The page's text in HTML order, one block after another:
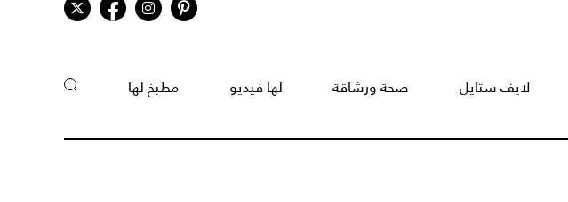
لايف ستايل صحة ورشاقة لها فيديو مطبخ لها